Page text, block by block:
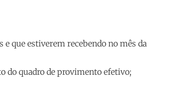
e que estiverem recebendo no mês da
do quadro de provimento efetivo;